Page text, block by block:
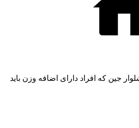
جین که افراد دارای اضافه وزن باید